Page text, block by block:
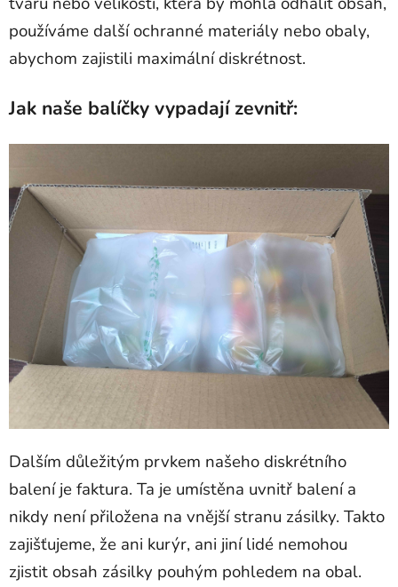
používáme další ochranné materiály nebo obaly,
abychom zajistili maximální diskrétnost.
Jak naše balíčky vypadají zevnitř:
Dalším důležitým prvkem našeho diskrétního
balení je faktura. Ta je umístěna uvnitř balení a
nikdy není přiložena na vnější stranu zásilky. Takto
zajišťujeme, že ani kurýr, ani jiní lidé nemohou
zjistit obsah zásilky pouhým pohledem na obal.